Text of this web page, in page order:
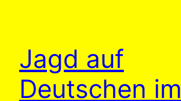
Jagd auf
Deutschen im